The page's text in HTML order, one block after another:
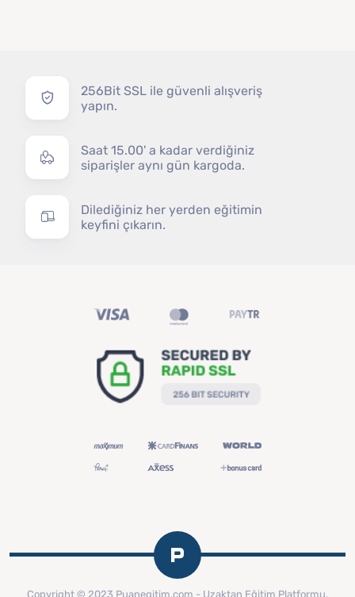
256Bit SSL ile güvenli alışveriş
yapın.
Saat 15.00' a kadar verdiğiniz
siparişler aynı gün kargoda.
Dilediğiniz her yerden eğitimin
keyfini çıkarın.
Copyright © 2023 Puanegitim.com - Uzaktan Eğitim Platformu.